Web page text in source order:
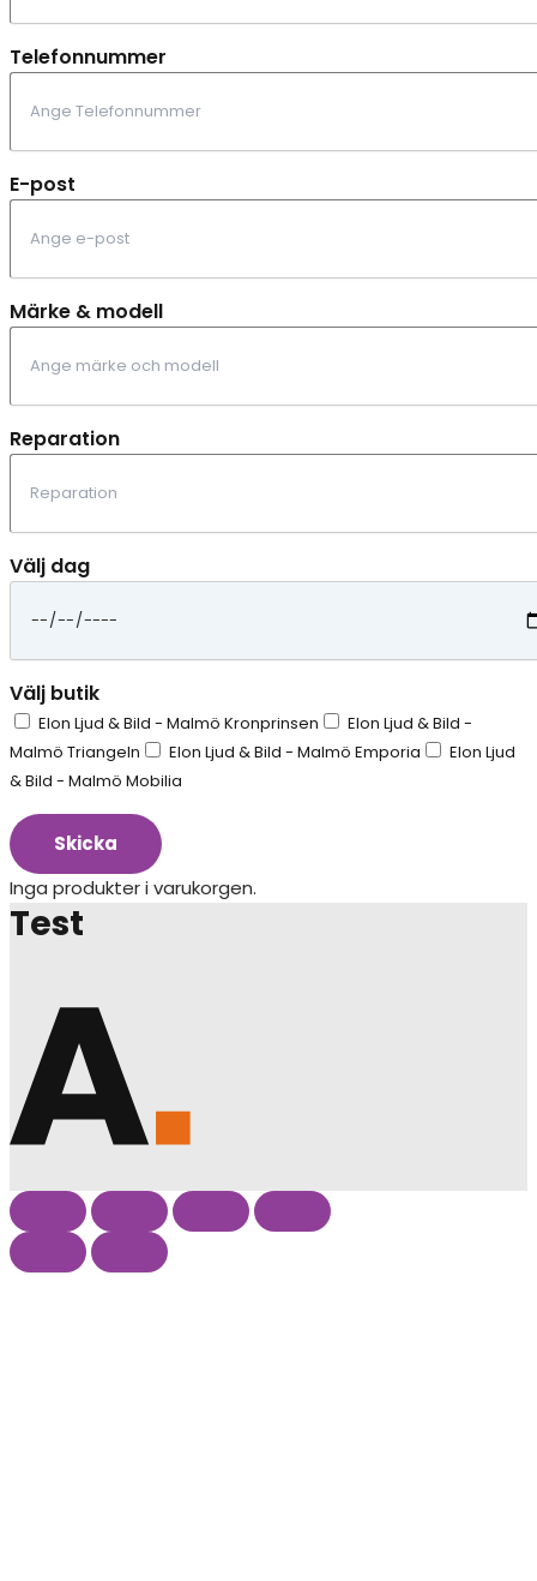
Telefonnummer
E-post
Märke & modell
Reparation
Välj dag
Välj butik
Elon Ljud & Bild - Malmö Kronprinsen
Elon Ljud & Bild -
Malmö Triangeln
Elon Ljud & Bild - Malmö Emporia
Elon Ljud
& Bild - Malmö Mobilia
Skicka
Inga produkter i varukorgen.
Test